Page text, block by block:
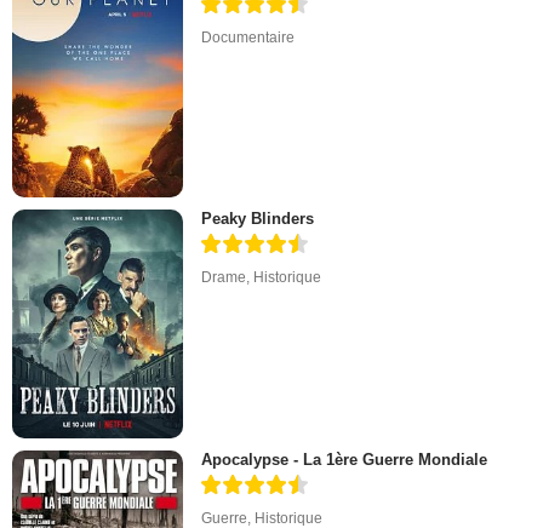
Documentaire
Peaky Blinders
Drame, Historique
Apocalypse - La 1ère Guerre Mondiale
Guerre Historique